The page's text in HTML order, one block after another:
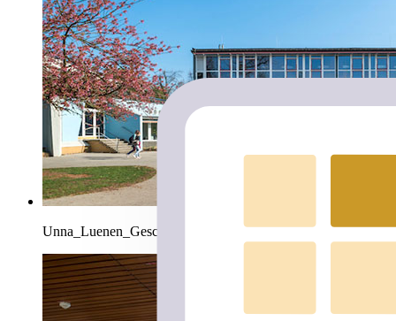
Unna_Luenen_GeschwisterSchollSchule_PaS_004.jpg